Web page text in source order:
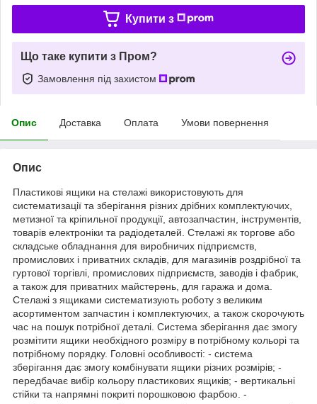
Купити з
Що таке купити з Пром?
Замовлення під захистом
Опис Доставка Оплата Умови повернення
Опис
Пластикові ящики на стелажі використовують для
систематизації та зберігання різних дрібних комплектуючих,
метизної та кріпильної продукції, автозапчастин, інструментів,
товарів електроніки та радіодеталей. Стелажі як торгове або
складське обладнання для виробничих підприємств,
промислових і приватних складів, для магазинів роздрібної та
гуртової торгівлі, промислових підприємств, заводів і фабрик,
а також для приватних майстерень, для гаража и дома.
Стелажі з ящиками систематизують роботу з великим
асортиментом запчастин і комплектуючих, а також скорочують
час на пошук потрібної деталі. Система зберігання дає змогу
розмітити ящики необхідного розміру в потрібному кольорі та
потрібному порядку. Головні особливості: - система
зберігання дає змогу комбінувати ящики різних розмірів; -
передбачає вибір кольору пластикових ящиків; - вертикальні
стійки та напрямні покриті порошковою фарбою. -